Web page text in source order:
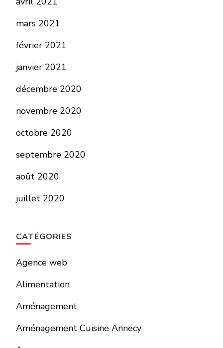
mars 2021
février 2021
janvier 2021
décembre 2020
novembre 2020
octobre 2020
septembre 2020
août 2020
juillet 2020
CATÉGORIES
Agence web
Alimentation
Aménagement
Aménagement Cuisine Annecy